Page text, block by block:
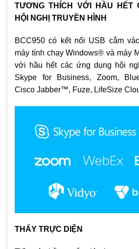
TƯƠNG THÍCH VỚI HẦU HẾT
HỘI NGHỊ TRUYỀN HÌNH
BCC950 có kết nối USB cắm
máy tính chạy Windows® và máy
với hầu hết các ứng dụng hội
Skype for Business, Zoom,
Cisco Jabber™, Fuze, LifeSize
THẤY TRỰC DIỆN